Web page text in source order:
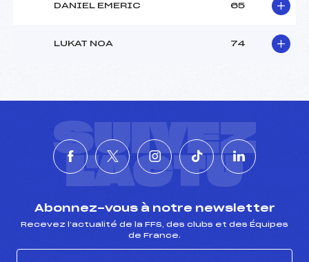
DANIEL EMERIC 65
LUKAT NOA 74
SUIVEZ
L'ACTU
Abonnez-vous à notre newsletter
Recevez l’actualité de la FFS, des clubs et des Équipes
de France.